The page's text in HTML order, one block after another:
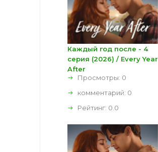
Каждый год после - 4
серия (2026) / Every Year
After
Просмотры: 0
комментарий: 0
Рейтинг: 0.0